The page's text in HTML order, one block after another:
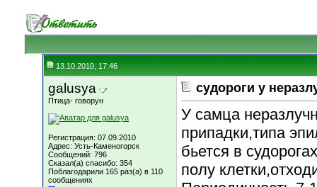
13.10.2010, 17:46
galusya
Птица- говорун
Регистрация: 07.09.2010
Адрес: Усть-Каменогорск
Сообщений: 796
Сказал(а) спасибо: 354
Поблагодарили 165 раз(а) в 110
сообщениях
судороги у
У самца
припадки,типа
бьется в
полу